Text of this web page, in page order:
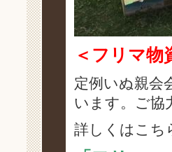
＜フリマ物
定例いぬ親会
います。ご協
詳しくはこち